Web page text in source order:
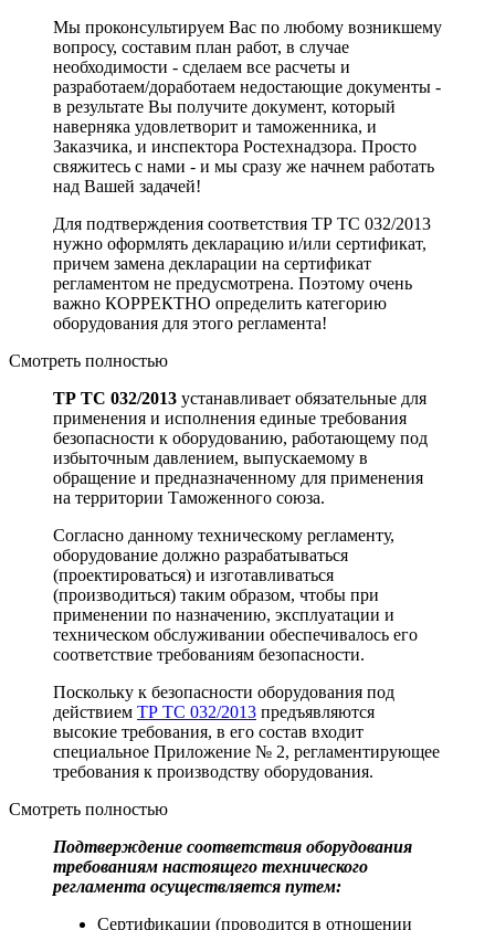
Мы проконсультируем Вас по любому возникшему
вопросу, составим план работ, в случае
необходимости - сделаем все расчеты и
разработаем/доработаем недостающие документы -
в результате Вы получите документ, который
наверняка удовлетворит и таможенника, и
Заказчика, и инспектора Ростехнадзора. Просто
свяжитесь с нами - и мы сразу же начнем работать
над Вашей задачей!
Для подтверждения соответствия ТР ТС 032/2013
нужно оформлять декларацию и/или сертификат,
причем замена декларации на сертификат
регламентом не предусмотрена. Поэтому очень
важно КОРРЕКТНО определить категорию
оборудования для этого регламента!
Смотреть полностью
ТР ТС 032/2013 устанавливает обязательные для
применения и исполнения единые требования
безопасности к оборудованию, работающему под
избыточным давлением, выпускаемому в
обращение и предназначенному для применения
на территории Таможенного союза.
Согласно данному техническому регламенту,
оборудование должно разрабатываться
(проектироваться) и изготавливаться
(производиться) таким образом, чтобы при
применении по назначению, эксплуатации и
техническом обслуживании обеспечивалось его
соответствие требованиям безопасности.
Поскольку к безопасности оборудования под
действием ТР ТС 032/2013 предъявляются
высокие требования, в его состав входит
специальное Приложение № 2, регламентирующее
требования к производству оборудования.
Смотреть полностью
Подтверждение соответствия оборудования
требованиям настоящего технического
регламента осуществляется путем:
Сертификации (проводится в отношении